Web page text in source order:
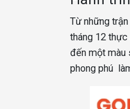
Từ những
tháng 12
đến một màu
phong phú